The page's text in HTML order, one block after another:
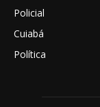
Policial
Cuiabá
Política